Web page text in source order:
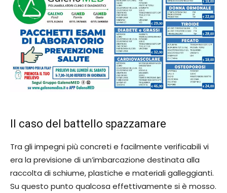
Il caso del battello spazzamare
Tra gli impegni più concreti e facilmente verificabili vi
era la previsione di un’imbarcazione destinata alla
raccolta di schiume, plastiche e materiali galleggianti.
Su questo punto qualcosa effettivamente si è mosso.